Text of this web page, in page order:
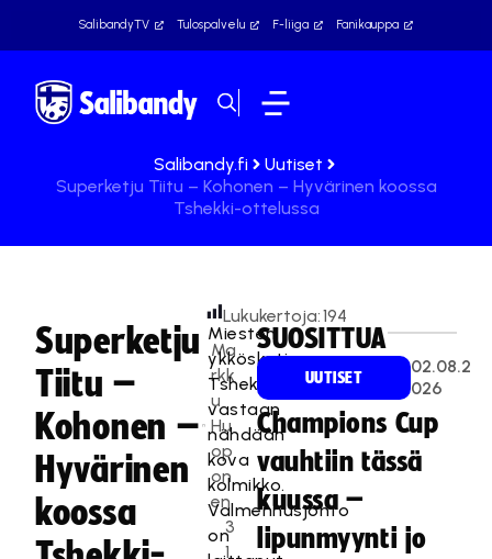
SalibandyTV Tulospalvelu F-liiga Fanikauppa
Salibandy.fi
Uutiset
Superketju Tiitu – Kohonen – Hyvärinen koossa
Tshekki-ottelussa
Superketju
Tiitu –
Kohonen –
Hyvärinen
koossa
Ma
rkk
u
Hu
op
on
en
3
1.
Lukukertoja:194
Miesten
ykkösketjussa
Tshekkiä
vastaan
nähdään
kova
kolmikko.
Valmennusjohto
on
SUOSITTUA
UUTISET
02.08.2
026
Champions Cup
vauhtiin tässä
kuussa –
lipunmyynti jo